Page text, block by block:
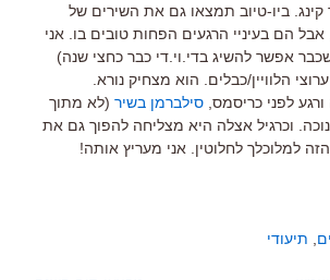
ביו-טיוב תמצאו גם את השירים של
הם בעיניי הרגעים הפחות טובים בו. אני
אפשר להשיג בדי.וי.די כבר כחצי שנה)
הלוויין/כבלים. הוא מצחיק נורא.
לפני כריסמס, סילברמן בשיר (לא מתוך
וכרגיל אצלה היא מצליחה להפוך גם את
למלוכלך לחלוטין. אני מעריץ אותה!
תיעודי